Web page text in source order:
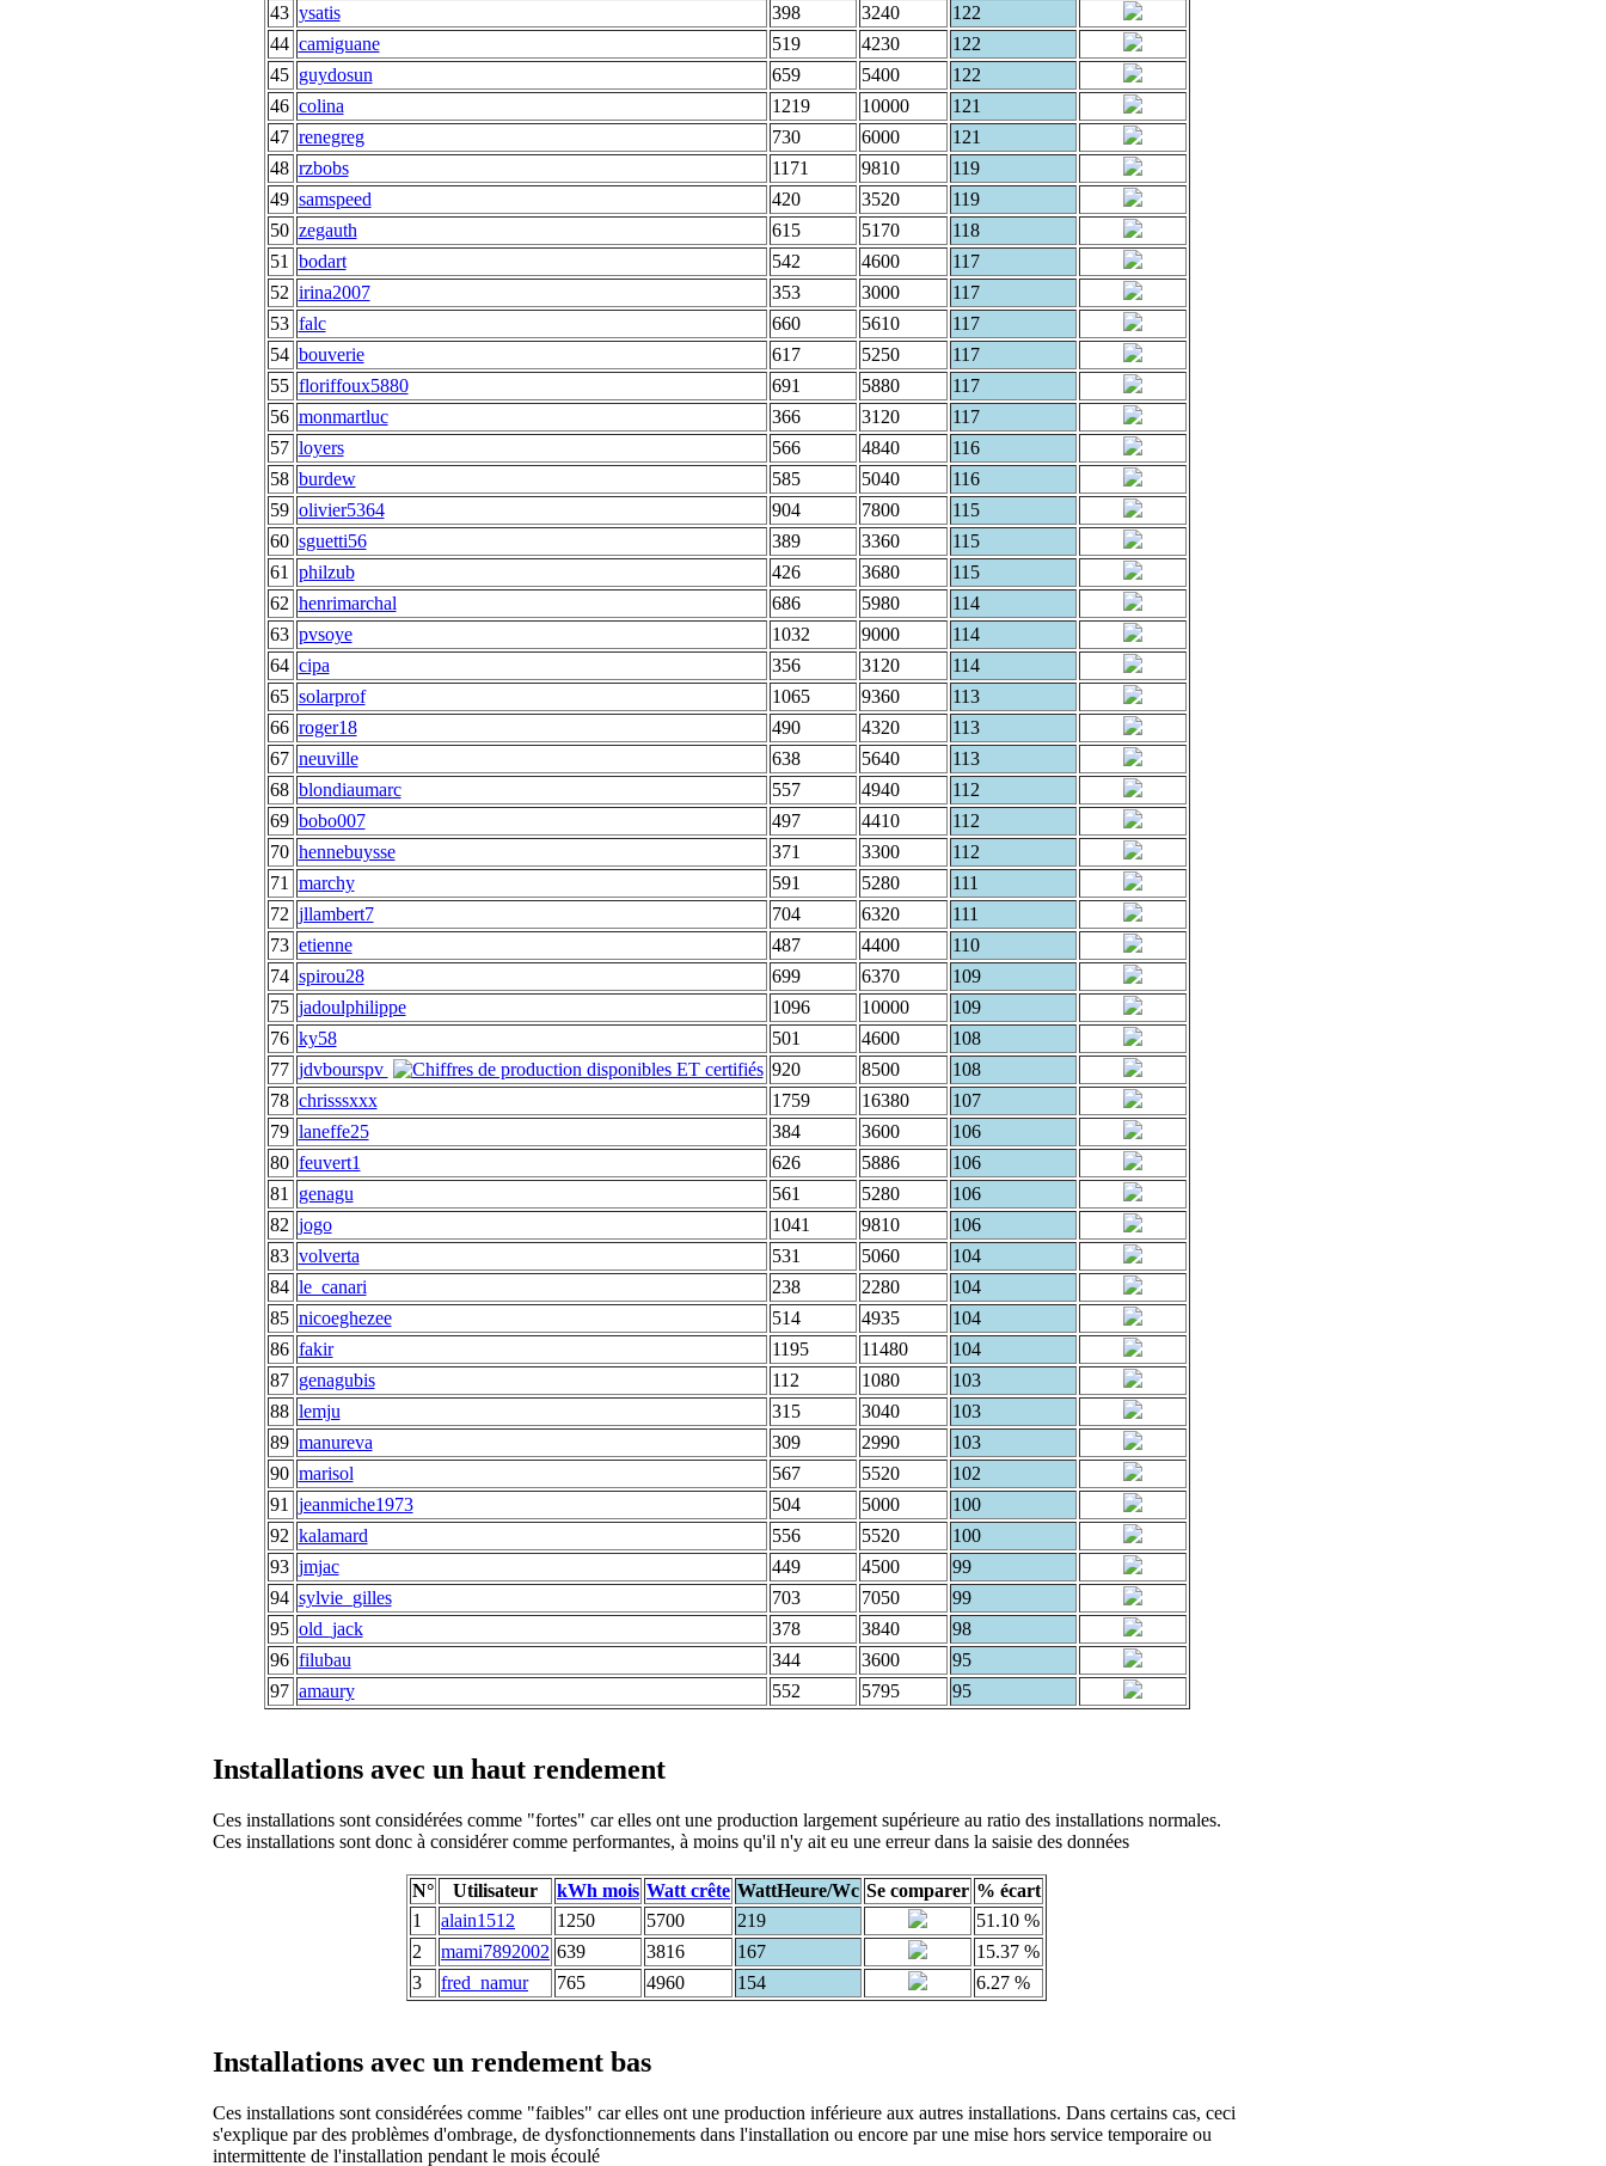
43 ysatis 398 3240
122
44 camiguane 519 4230
122
45 guydosun 659 5400
122
46 colina 1219 10000
121
47 renegreg 730 6000
121
48 rzbobs 1171 9810
119
49 samspeed 420 3520
119
50 zegauth 615 5170
118
51
bodart 542 4600
117
52 irina2007 353 3000
117
53 falc 660 5610
117
54 bouverie 617 5250
117
55 floriffoux5880 691 5880
117
56 monmartluc 366 3120
117
57 loyers 566 4840
116
58 burdew 585 5040
116
59 olivier5364 904 7800
115
60 sguetti56 389 3360
115
61
philzub 426 3680
115
62 henrimarchal 686 5980
114
63 pvsoye 1032 9000
114
64 cipa 356 3120
114
65 solarprof 1065 9360
113
66 roger18 490 4320
113
67 neuville 638 5640
113
68 blondiaumarc 557 4940
112
69 bobo007 497 4410
112
70 hennebuysse 371 3300
112
71
marchy 591 5280
111
72 jllambert7 704 6320
111
73 etienne 487 4400
110
74 spirou28 699 6370
109
75 jadoulphilippe 1096 10000
109
76 ky58 501 4600
108
77 jdvbourspv 920 8500
108
78 chrisssxxx 1759 16380
107
79 laneffe25 384 3600
106
80 feuvert1 626 5886
106
81
genagu 561 5280
106
82 jogo 1041 9810
106
83 volverta 531 5060
104
84 le_canari 238 2280
104
85 nicoeghezee 514 4935
104
86 fakir 1195 11480
104
87 genagubis 112 1080
103
88 lemju 315 3040
103
89 manureva 309 2990
103
90 marisol 567 5520
102
91
jeanmiche1973 504 5000
100
92 kalamard 556 5520
100
93 jmjac 449 4500
99
94 sylvie_gilles 703 7050
99
95 old_jack 378 3840
98
96 filubau 344 3600
95
97 amaury 552 5795 95
Installations avec un haut rendement
Ces installations sont considérées comme "fortes" car elles ont une production largement supérieure au ratio des installations normales.
Ces installations sont donc à considérer comme performantes, à moins qu'il n'y ait eu une erreur dans la saisie des données
N° Utilisateur kWh mois Watt crête WattHeure/Wc Se comparer % écart
1
alain1512 1250 5700 219
51.10 %
2
mami7892002 639 3816 167
15.37 %
3
fred_namur 765 4960 154 6.27 %
Installations avec un rendement bas
Ces installations sont considérées comme "faibles" car elles ont une production inférieure aux autres installations. Dans certains cas, ceci
s'explique par des problèmes d'ombrage, de dysfonctionnements dans l'installation ou encore par une mise hors service temporaire ou
intermittente de l'installation pendant le mois écoulé